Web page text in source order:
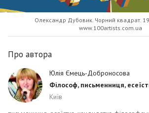
Олександр Дубовик. Чорний квадрат.
www.100artists.com.ua
Про автора
Юлія Ємець-Доброносова
Філософ, письменниця,
Київ